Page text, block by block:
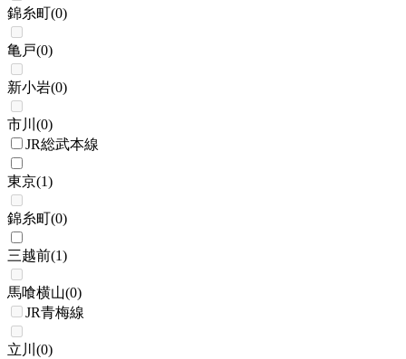
錦糸町(0)
亀戸(0)
新小岩(0)
市川 (0)
JR総武本線
東京(1)
錦糸町(0)
三越前(1)
馬喰横山(0)
JR青梅線
立川 (0)